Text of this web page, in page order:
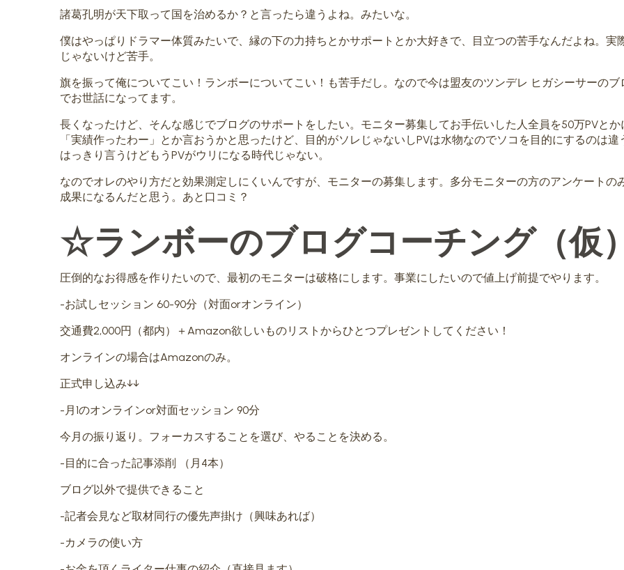
諸葛孔明が天下取って国を治めるか？と言ったら違うよね。みたいな。
僕はやっぱりドラマー体質みたいで、縁の下の力持ちとかサポートとか大好きで、目立つの苦手なんだよね。実
じゃないけど苦手。
旗を振って俺についてこい！ランボーについてこい！も苦手だし。なので今は盟友のツンデレ ヒガシーサーのブ
でお世話になってます。
長くなったけど、そんな感じでブログのサポートをしたい。モニター募集してお手伝いした人全員を50万PVとか
「実績作ったわー」とか言おうかと思ったけど、目的がソレじゃないしPVは水物なのでソコを目的にするのは違
はっきり言うけどもうPVがウリになる時代じゃない。
なのでオレのやり方だと効果測定しにくいんですが、モニターの募集します。多分モニターの方のアンケートの
成果になるんだと思う。あと口コミ？
☆ランボーのブログコーチング（仮）
圧倒的なお得感を作りたいので、最初のモニターは破格にします。事業にしたいので値上げ前提でやります。
-お試しセッション 60-90分（対面orオンライン）
交通費2,000円（都内）＋Amazon欲しいものリストからひとつプレゼントしてください！
オンラインの場合はAmazonのみ。
正式申し込み↓↓
-月1のオンラインor対面セッション 90分
今月の振り返り。フォーカスすることを選び、やることを決める。
-目的に合った記事添削 （月4本）
ブログ以外で提供できること
-記者会見など取材同行の優先声掛け（興味あれば）
-カメラの使い方